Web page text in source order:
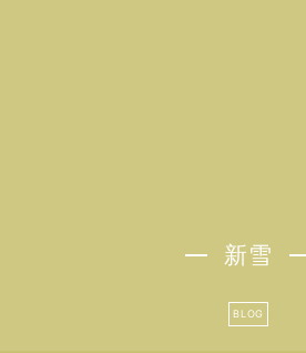
新雪
BLOG